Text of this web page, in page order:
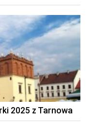
2025 z Tarnowa